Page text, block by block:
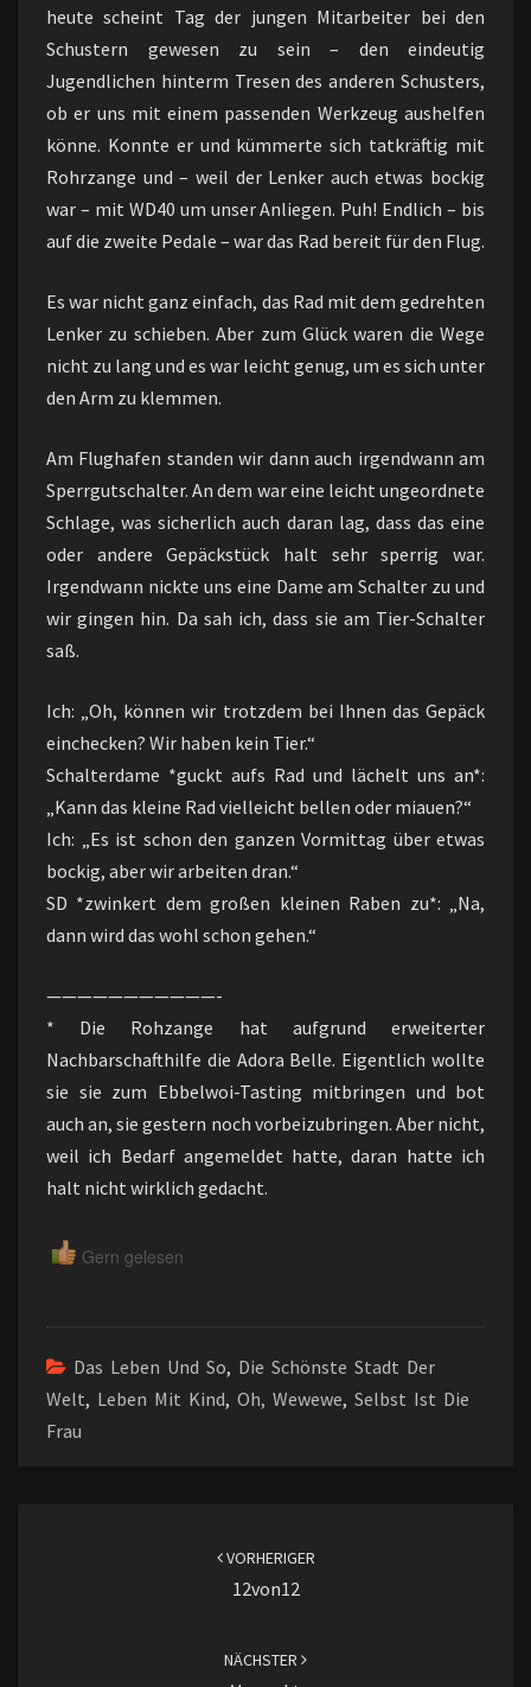
heute scheint Tag der jungen Mitarbeiter bei den
Schustern gewesen zu sein – den eindeutig
Jugendlichen hinterm Tresen des anderen Schusters,
ob er uns mit einem passenden Werkzeug aushelfen
könne. Konnte er und kümmerte sich tatkräftig mit
Rohrzange und – weil der Lenker auch etwas bockig
war – mit WD40 um unser Anliegen. Puh! Endlich – bis
auf die zweite Pedale – war das Rad bereit für den Flug.
Es war nicht ganz einfach, das Rad mit dem gedrehten
Lenker zu schieben. Aber zum Glück waren die Wege
nicht zu lang und es war leicht genug, um es sich unter
den Arm zu klemmen.
Am Flughafen standen wir dann auch irgendwann am
Sperrgutschalter. An dem war eine leicht ungeordnete
Schlage, was sicherlich auch daran lag, dass das eine
oder andere Gepäckstück halt sehr sperrig war.
Irgendwann nickte uns eine Dame am Schalter zu und
wir gingen hin. Da sah ich, dass sie am Tier-Schalter
saß.
Ich: „Oh, können wir trotzdem bei Ihnen das Gepäck
einchecken? Wir haben kein Tier.“
Schalterdame *guckt aufs Rad und lächelt uns an*:
„Kann das kleine Rad vielleicht bellen oder miauen?“
Ich: „Es ist schon den ganzen Vormittag über etwas
bockig, aber wir arbeiten dran.“
SD *zwinkert dem großen kleinen Raben zu*: „Na,
dann wird das wohl schon gehen.“
———————————-
* Die Rohzange hat aufgrund erweiterter
Nachbarschafthilfe die Adora Belle. Eigentlich wollte
sie sie zum Ebbelwoi-Tasting mitbringen und bot
auch an, sie gestern noch vorbeizubringen. Aber nicht,
weil ich Bedarf angemeldet hatte, daran hatte ich
halt nicht wirklich gedacht.
Gern gelesen
Das Leben Und So, Die Schönste Stadt Der
Welt, Leben Mit Kind, Oh, Wewewe, Selbst Ist Die
Frau
VORHERIGER
12von12
NÄCHSTER